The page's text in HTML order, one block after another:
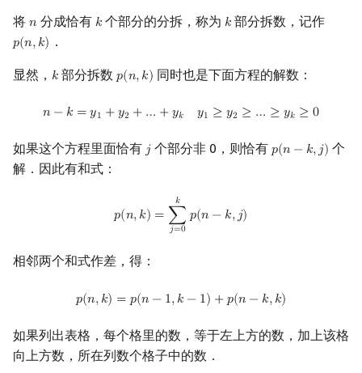
Geany
Xcode
GUIDE
Sublime Text
Code::Blocks
Polygon
LaTeX 入门
Git
编译优化
桶排序
希尔排序
锦标赛排序
Tim 排序
排序应用
倍增
Dancing Links
Alpha–Beta 剪枝
插头 DP
概率 DP
其它 DP 方法
AC 自动机
后缀数组 (SA)
后缀自动机 (SAM)
后缀平衡树
Manacher
序列自动机
模逆元
线性同余方程
中国剩余定理
升幂引理
同余方程
阶 & 原根
常系数齐次线性递推
多项式平移|连续点值平移
符号化方法
Lagrange 反演
指数生成函数
特征多项式
Jordan标准型
单调队列
线段树
二叉搜索树 & 平衡树
左偏红黑树
跳表
可持久化数据结构
树套树
动态树分治
AHU 算法
树哈希
树上随机游走
生成树问题
斯坦纳树
连通性相关
2-SAT
哈密顿图
半平面交
平面最近点对
随机增量法
反演变换
字节顺序
约瑟夫问题
表达式求值
在一台机器上规划任务
Garsia–Wachs 算法
15-puzzle
Kahan 求和
珂朵莉树/颜色段均摊
将 𝑛
n 分成恰有 𝑘
k个部分的分拆，称为 𝑘
k 部分拆数，记作
𝑝(𝑛,𝑘)
p(n, k) ．
显然， 𝑘
k 部分拆数𝑝(𝑛,𝑘)
p(n, k) 同时也是下面方程的解数：
𝑛 − 𝑘 = 𝑦1 +𝑦2 + … +𝑦𝑘 𝑦1 ≥ 𝑦2 ≥ … ≥ 𝑦𝑘 ≥ 0
n −k =y +y …+yk 1≥y 2≥ …≥ yk
如果这个方程里面恰有 𝑗
j个部分非 0，则恰有𝑝(𝑛 − 𝑘,𝑗)
p(n −k j)
个
解．因此有和式：
𝑝(𝑛,𝑘) =
𝑘
∑
𝑗=0
𝑝(𝑛 − 𝑘,𝑗)
∑j=0
相邻两个和式作差，得：
𝑝(𝑛,𝑘) = 𝑝(𝑛 − 1,𝑘 − 1) +𝑝(𝑛 − 𝑘,𝑘)
p (n k)=p(n− ,k −1 )+p(n−k,k)
如果列出表格，每个格里的数，等于左上方的数，加上该格
向上方数，所在列数个格子中的数．